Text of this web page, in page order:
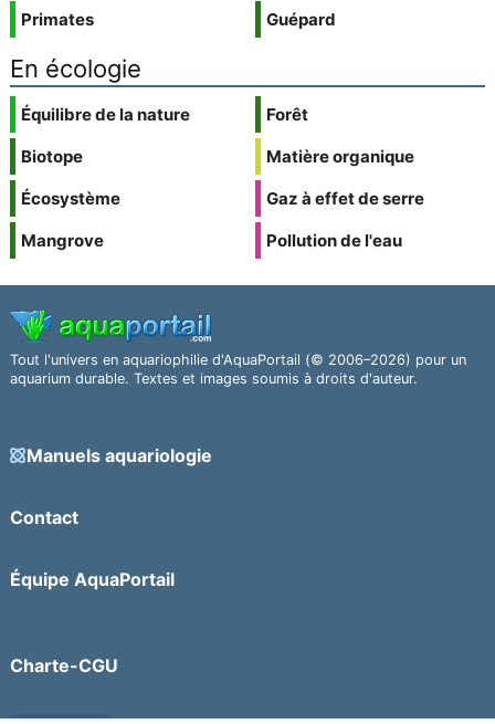
Primates
Guépard
En écologie
Équilibre de la nature
Biotope
Écosystème
Mangrove
Forêt
Matière organique
Gaz à effet de serre
Pollution de l'eau
Tout l'univers en aquariophilie d'AquaPortail (© 2006–2026) pour un
aquarium durable. Textes et images soumis à droits d'auteur.
Manuels aquariologie
Contact
Équipe AquaPortail
Charte-CGU